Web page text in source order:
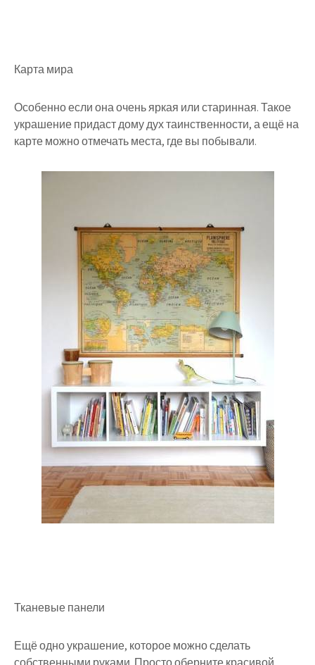
Карта мира
Особенно если она очень яркая или старинная. Такое
украшение придаст дому дух таинственности, а ещё на
карте можно отмечать места, где вы побывали.
Тканевые панели
Ещё одно украшение, которое можно сделать